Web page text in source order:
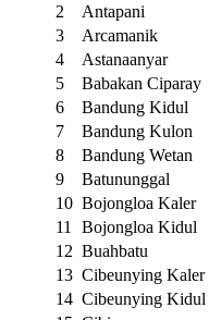
2
Antapani
3
Arcamanik
4
Astanaanyar
5
Babakan Ciparay
6
Bandung Kidul
7
Bandung Kulon
8
Bandung Wetan
9
Batununggal
10 Bojongloa Kaler
11
Bojongloa Kidul
12 Buahbatu
13 Cibeunying Kaler
14 Cibeunying Kidul